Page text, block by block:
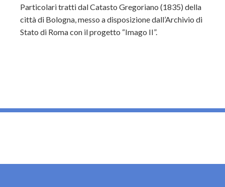
Particolari tratti dal Catasto Gregoriano (1835) della
città di Bologna, messo a disposizione dall’Archivio di
Stato di Roma con il progetto “Imago II”.